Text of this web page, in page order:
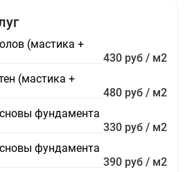
(мастика +
430 руб / м2
(мастика +
480 руб / м2
фундамента
330 руб / м2
фундамента
390 руб / м2